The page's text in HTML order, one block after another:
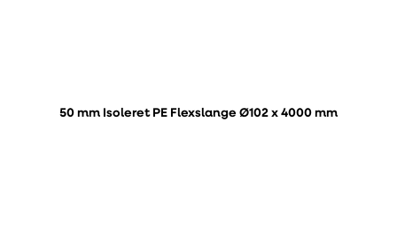
50 mm Isoleret PE Flexslange Ø102 x 4000 mm